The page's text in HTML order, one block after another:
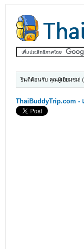
ยินดีต้อนรับ คุณผู้เยี่ยมชม! (
ThaiBuddyTrip.com -